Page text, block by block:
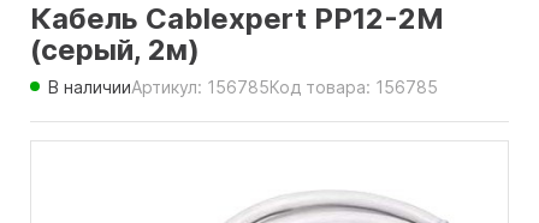
Кабель Cablexpert PP12-2M
(серый, 2м)
В наличииАртикул: 156785Код товара: 156785